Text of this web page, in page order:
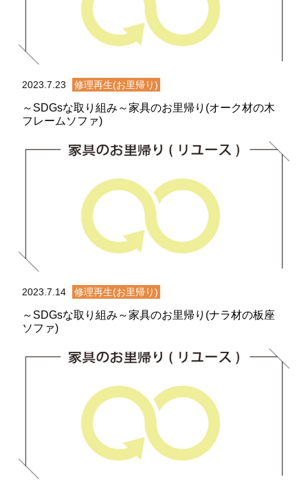
2023.7.23 修理再生(お里帰り)
～SDGsな取り組み～家具のお里帰り(オーク材の木
フレームソファ)
2023.7.14 修理再生(お里帰り)
～SDGsな取り組み～家具のお里帰り(ナラ材の板座
ソファ)